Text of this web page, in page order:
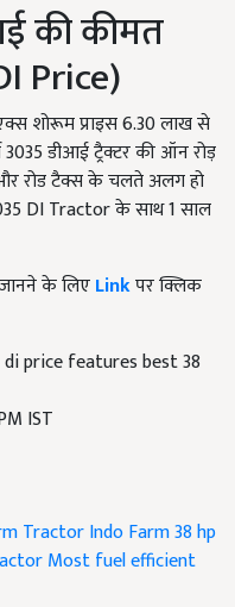
की कीमत
Price)
शोरूम प्राइस 6.30 लाख से
डीआई ट्रैक्टर की ऑन रोड़
रोड टैक्स के चलते अलग हो
DI Tractor के साथ 1 साल
के लिएLinkपर क्लिक
price features best 38
IST
TractorIndo Farm 38 hp
Most fuel efficient